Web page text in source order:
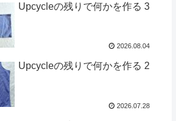
Upcycleの残りで何かを作る 3
2026.08.04
Upcycleの残りで何かを作る 2
2026.07.28